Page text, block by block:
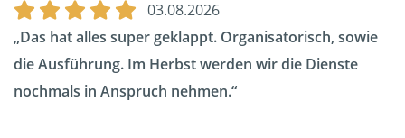
03.08.2026
Das hat alles super geklappt. Organisatorisch, sowie
die Ausführung. Im Herbst werden wir die Dienste
nochmals in Anspruch nehmen.